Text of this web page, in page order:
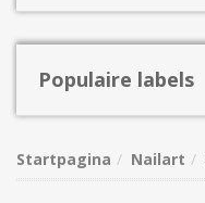
Populaire labels
Startpagina Nailart